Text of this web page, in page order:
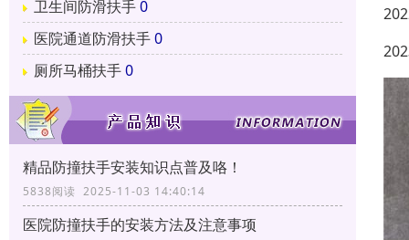
卫生间防滑扶手0
医院通道防滑扶手0
厕所马桶扶手0
精品防撞扶手安装知识点普及咯！
5838阅读 2025-11-03 14:40:14
医院防撞扶手的安装方法及注意事项